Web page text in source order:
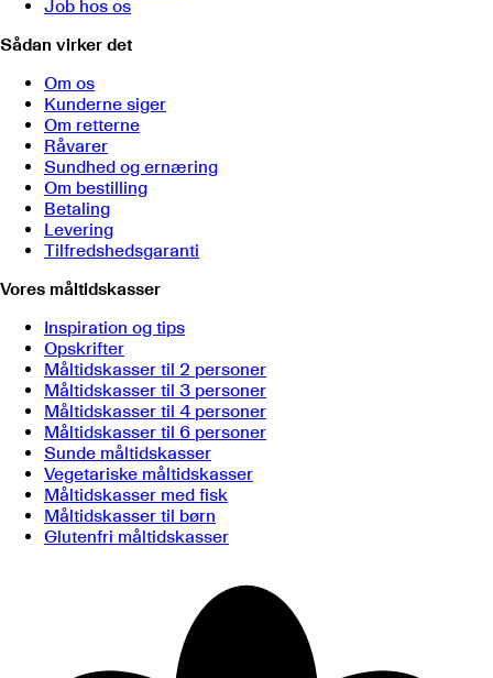
Job hos os
Sådan virker det
Om os
Kunderne siger
Om retterne
Råvarer
Sundhed og ernæring
Om bestilling
Betaling
Levering
Tilfredshedsgaranti
Vores måltidskasser
Inspiration og tips
Opskrifter
Måltidskasser til 2 personer
Måltidskasser til 3 personer
Måltidskasser til 4 personer
Måltidskasser til 6 personer
Sunde måltidskasser
Vegetariske måltidskasser
Måltidskasser med fisk
Måltidskasser til børn
Glutenfri måltidskasser